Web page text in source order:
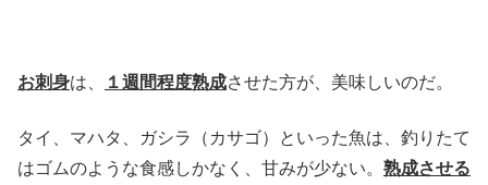
お刺身は、 １週間程度熟成させた方が、美味しいのだ。
タイ、マハタ、ガシラ（カサゴ）といった魚は、釣りたて
はゴムのような食感しかなく、甘みが少ない。 熟成させる